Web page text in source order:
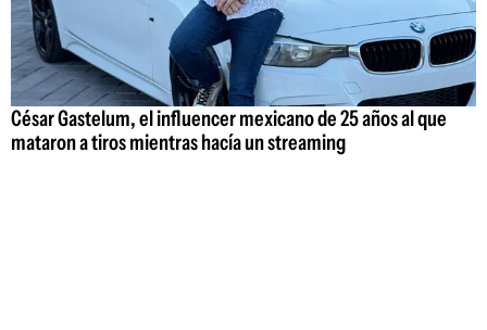
César Gastelum, el influencer mexicano de 25 años al que
mataron a tiros mientras hacía un streaming